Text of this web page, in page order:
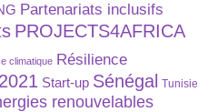
Partenariats inclusifs
PROJECTS4AFRICA
climatique Résilience
Start-up Sénégal Tunisie
renouvelables